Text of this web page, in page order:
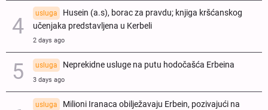
usluga
Husein (a.s), borac za pravdu; knjiga kršćanskog
učenjaka predstavljena u Kerbeli
2 days ago
usluga Neprekidne usluge na putu hodočašća Erbeina
3 days ago
usluga
Milioni Iranaca obilježavaju Erbein, pozivajući na